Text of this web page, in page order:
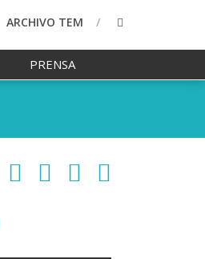
ARCHIVO TEM
PRENSA